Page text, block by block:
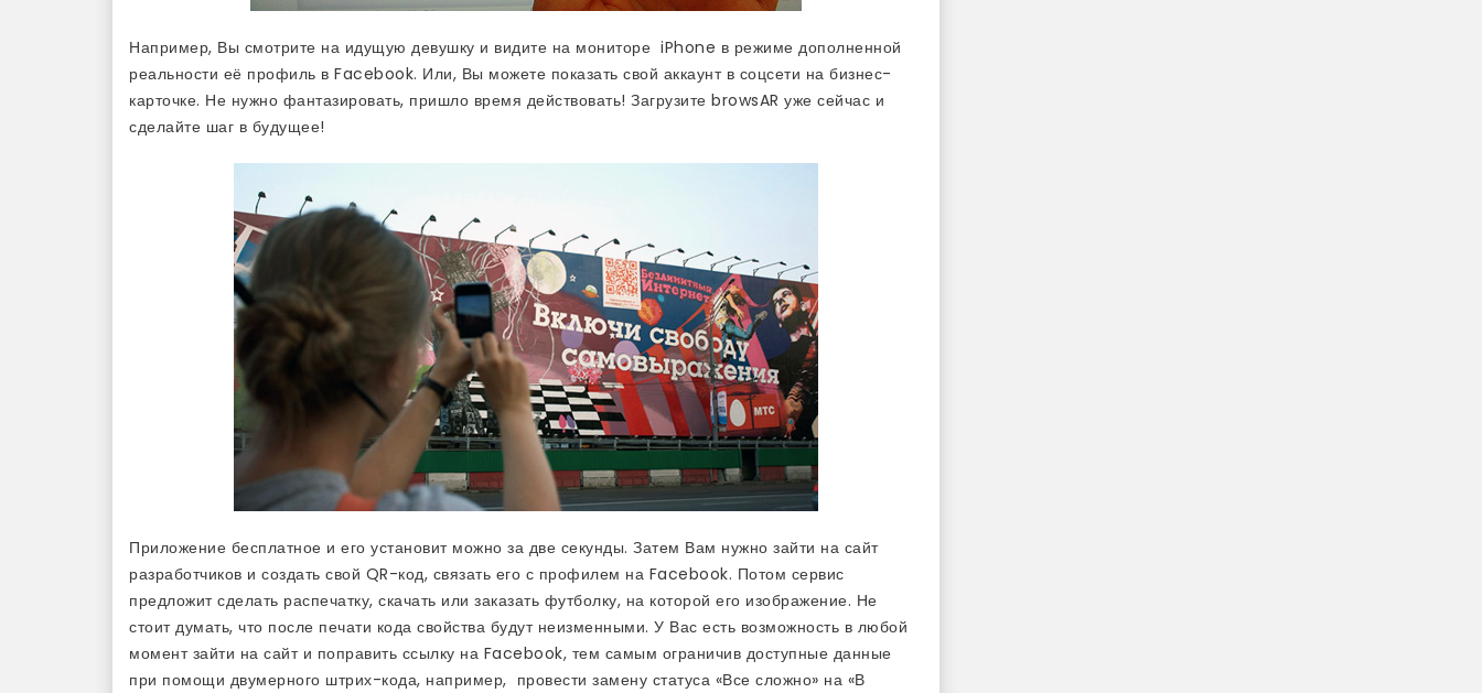
Например, Вы смотрите на идущую девушку и видите на мониторе iPhone в режиме дополненной
реальности её профиль в Facebook. Или, Вы можете показать свой аккаунт в соцсети на бизнес-
карточке. Не нужно фантазировать, пришло время действовать! Загрузите browsAR уже сейчас и
сделайте шаг в будущее!
Приложение бесплатное и его установит можно за две секунды. Затем Вам нужно зайти на сайт
разработчиков и создать свой QR-код, связать его с профилем на Facebook. Потом сервис
предложит сделать распечатку, скачать или заказать футболку, на которой его изображение. Не
стоит думать, что после печати кода свойства будут неизменными. У Вас есть возможность в любой
момент зайти на сайт и поправить ссылку на Facebook, тем самым ограничив доступные данные
при помощи двумерного штрих-кода, например, провести замену статуса «Все сложно» на «В